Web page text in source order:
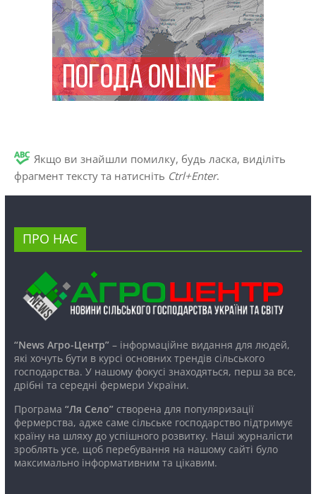
Якщо ви знайшли помилку, будь ласка, виділіть
фрагмент тексту та натисніть Ctrl+Enter.
ПРО НАС
“News Агро-Центр”– інформаційне видання для людей,
які хочуть бути в курсі основних трендів сільського
господарства. У нашому фокусі знаходяться, перш за все,
дрібні та середні фермери України.
Програма “Ля Село”створена для популяризації
фермерства, адже саме сільське господарство підтримує
країну на шляху до успішного розвитку. Наші журналісти
зроблять усе, щоб перебування на нашому сайті було
максимально інформативним та цікавим.